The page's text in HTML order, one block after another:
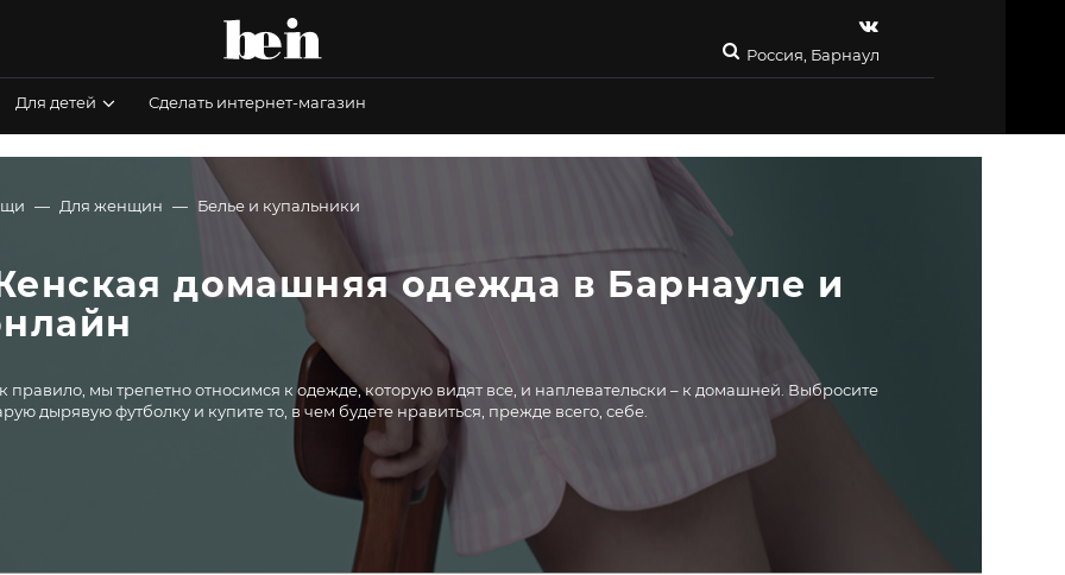
Россия, Барнаул
Для детей Сделать интернет-магазин
Для женщин Белье и купальники
домашняя одежда в Барнауле и
правило, мы трепетно относимся к одежде, которую видят все, и наплевательски – к домашней. Выбросите
дырявую футболку и купите то, в чем будете нравиться, прежде всего, себе.